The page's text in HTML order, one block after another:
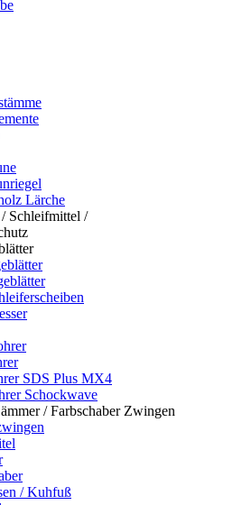
Lärche
Schleifmittel /
SDS Plus MX4
Schockwave
/ Farbschaber Zwingen
/ Kuhfuß